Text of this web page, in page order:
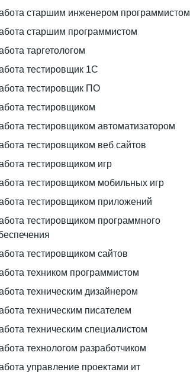
старшим инженером программистом
старшим программистом
таргетологом
тестировщик 1С
тестировщик ПО
тестировщиком
тестировщиком автоматизатором
тестировщиком веб сайтов
тестировщиком игр
тестировщиком мобильных игр
тестировщиком приложений
тестировщиком программного
тестировщиком сайтов
техником программистом
техническим дизайнером
техническим писателем
техническим специалистом
технологом разработчиком
управление проектами ит